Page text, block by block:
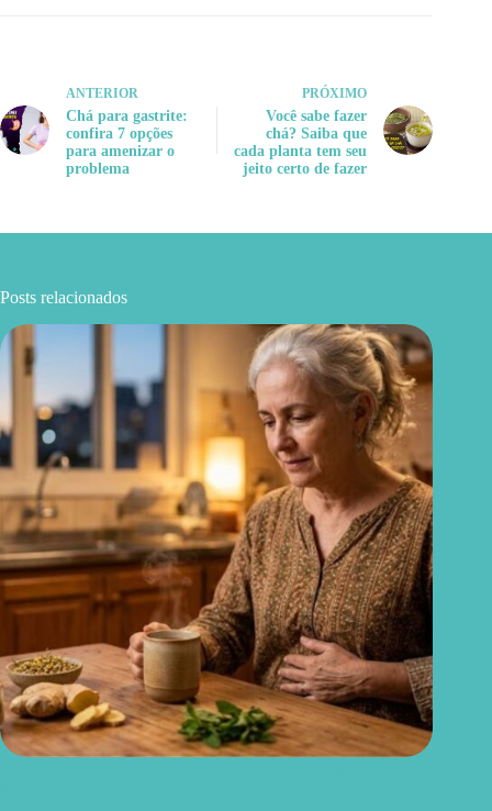
ANTERIOR
Chá para gastrite:
confira 7 opções
para amenizar o
problema
PRÓXIMO
Você sabe fazer
chá? Saiba que
cada planta tem seu
jeito certo de fazer
Posts relacionados